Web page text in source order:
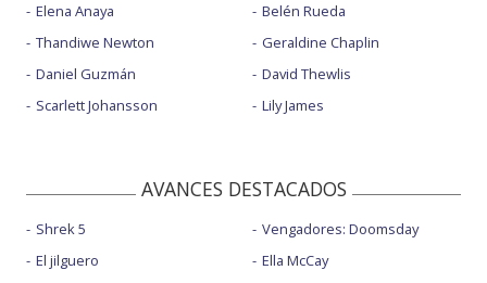
Elena Anaya
Thandiwe Newton
Daniel Guzmán
Scarlett Johansson
Belén Rueda
Geraldine Chaplin
David Thewlis
Lily James
AVANCES DESTACADOS
Shrek 5
El jilguero
Vengadores: Doomsday
Ella McCay